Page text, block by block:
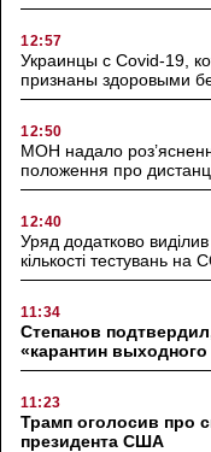
12:57
Украинцы с Covid-19,
признаны здоровыми
12:50
МОН надало
положення про
12:40
Уряд додатково
кількості тестувань на
11:34
Степанов
«карантин выходного
11:23
Трамп оголосив про
президента США